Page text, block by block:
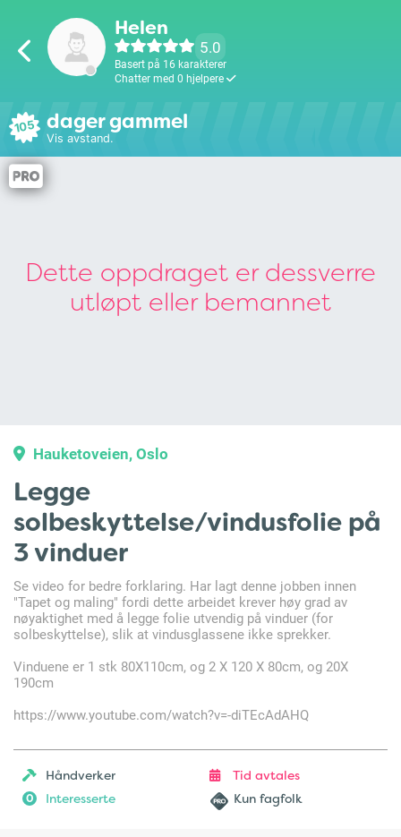
Helen
5.0
Basert på 16 karakterer
Chatter med 0 hjelpere
105 dager gammel
Vis avstand.
Dette oppdraget er dessverre
utløpt eller bemannet
Hauketoveien, Oslo
Legge
solbeskyttelse/vindusfolie på
3 vinduer
Se video for bedre forklaring. Har lagt denne jobben innen
"Tapet og maling" fordi dette arbeidet krever høy grad av
nøyaktighet med å legge folie utvendig på vinduer (for
solbeskyttelse), slik at vindusglassene ikke sprekker.
Vinduene er 1 stk 80X110cm, og 2 X 120 X 80cm, og 20X
190cm
https://www.youtube.com/watch?v=-diTEcAdAHQ
Håndverker Tid avtales
0 Interesserte Kun fagfolk